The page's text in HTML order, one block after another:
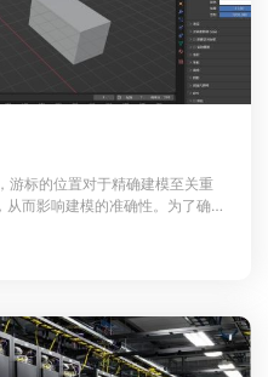
标的位置对于精确建模至关重
而影响建模的准确性。为了确保
键：Shift+S1、制作模型过程中